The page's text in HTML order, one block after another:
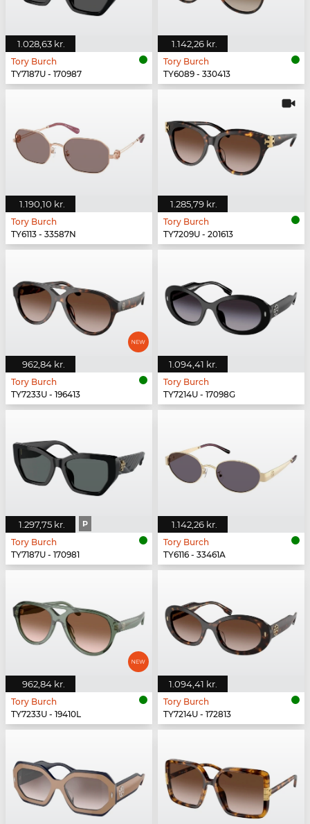
1.028,63 kr.
Tory Burch
TY7187U - 170987
1.142,26 kr.
Tory Burch
TY6089 - 330413
1.190,10 kr.
Tory Burch
TY6113 - 33587N
1.285,79 kr.
Tory Burch
TY7209U - 201613
962,84 kr.
Tory Burch
TY7233U - 196413
1.094,41 kr.
Tory Burch
TY7214U - 17098G
1.297,75 kr. P
Tory Burch
TY7187U - 170981
1.142,26 kr.
Tory Burch
TY6116 - 33461A
962,84 kr.
Tory Burch
TY7233U - 19410L
1.094,41 kr.
Tory Burch
TY7214U - 172813